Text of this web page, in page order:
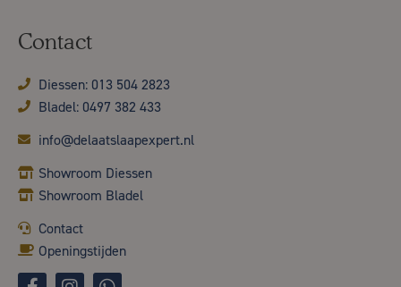
Contact
Diessen: 013 504 2823
Bladel: 0497 382 433
info@delaatslaapexpert.nl
Showroom Diessen
Showroom Bladel
Contact
Openingstijden